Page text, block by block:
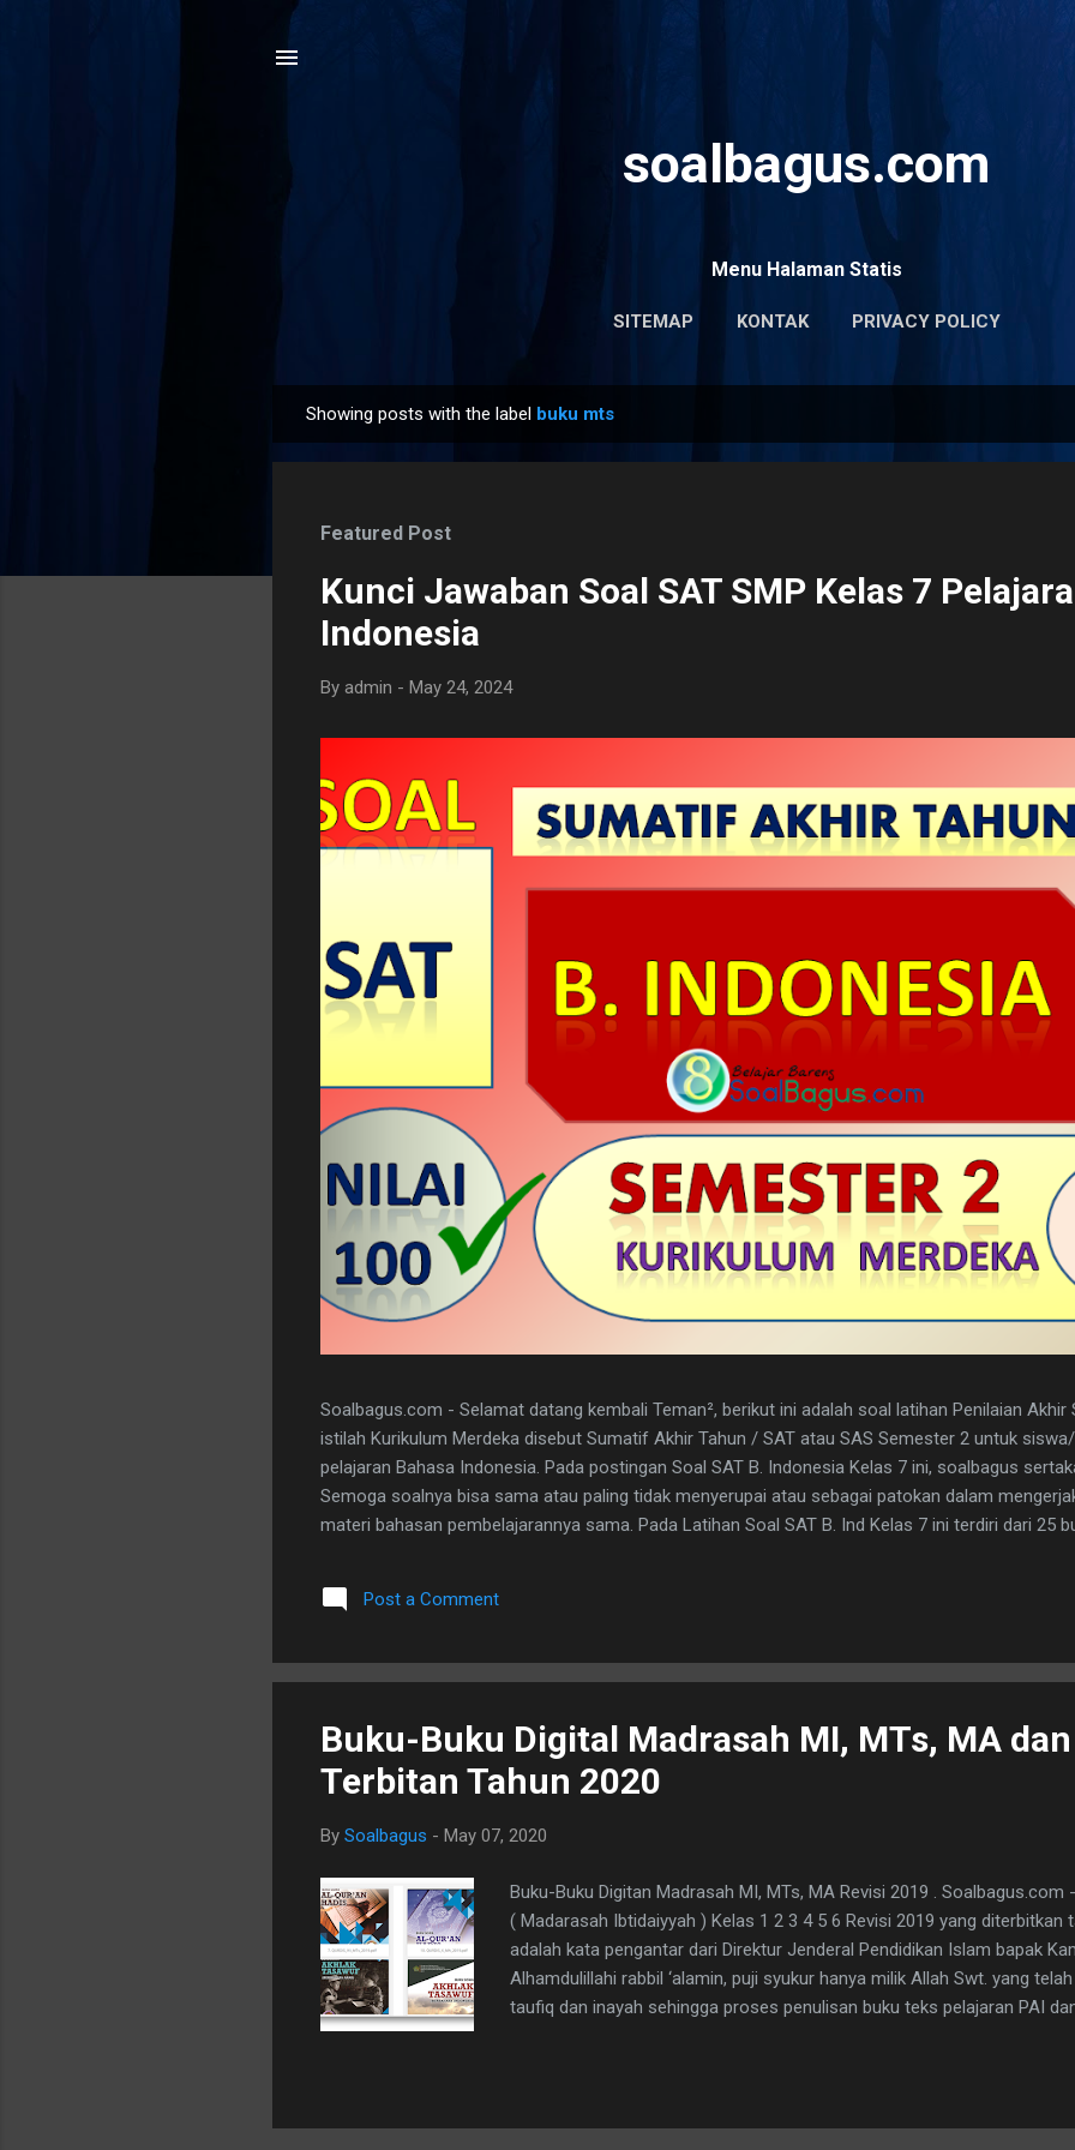
soalbagus.com
Menu Halaman Statis
SITEMAP KONTAK PRIVACY POLICY
o
Showing posts with the label buku mts
Featured Post
Kunci Jawaban Soal SAT SMP Kelas 7
Indonesia
By admin - May 24, 2024
Soalbagus.com - Selamat datang kembali Teman², berikut ini adalah soal latihan Penilaian
istilah Kurikulum Merdeka disebut Sumatif Akhir Tahun / SAT atau SAS Semester 2 untuk
pelajaran Bahasa Indonesia. Pada postingan Soal SAT B. Indonesia Kelas 7 ini, soalbagus
Semoga soalnya bisa sama atau paling tidak menyerupai atau sebagai patokan dalam
materi bahasan pembelajarannya sama. Pada Latihan Soal SAT B. Ind Kelas 7 ini terdiri dari 25
dibawah ini. I. PILIHAN GANDA 1. D 2. A 3. C 4. B 5. B 6. B 7. C 8. A 9. D 10. C 11. B 12. D 13. A
A 20. D II.URAIAN 1. Judul Berita, Teras Berita, dan Isi Berita 2. Judul buku, nama pembuat buku
Post a Comment
Buku-Buku Digital Madrasah MI, MTs, MA
Terbitan Tahun 2020
By Soalbagus - May 07, 2020
Buku-Buku Digitan Madrasah MI, MTs, MA Revisi 2019 . Soalbagus.com
( Madarasah Ibtidaiyyah ) Kelas 1 2 3 4 5 6 Revisi 2019 yang diterbitkan
adalah kata pengantar dari Direktur Jenderal Pendidikan Islam bapak
Alhamdulillahi rabbil ‘alamin, puji syukur hanya milik Allah Swt. yang
taufiq dan inayah sehingga proses penulisan buku teks pelajaran PAI